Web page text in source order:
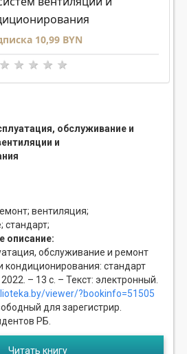
10,99 BYN
обслуживание и
и
вентиляция;
стандарт;
описание:
обслуживание и ремонт
кондиционирования: стандарт
– 13 с. – Текст: электронный.
viewer/?bookinfo=51505
для зарегистрир.
РБ.
Читать книгу